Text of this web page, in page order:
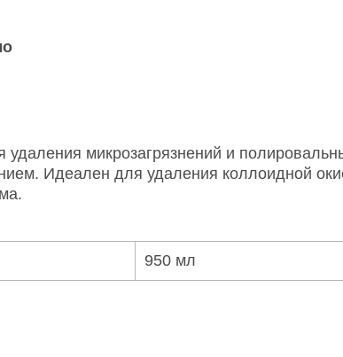
микрозагрязнений и
Идеален для удаления коллоидной
950 мл